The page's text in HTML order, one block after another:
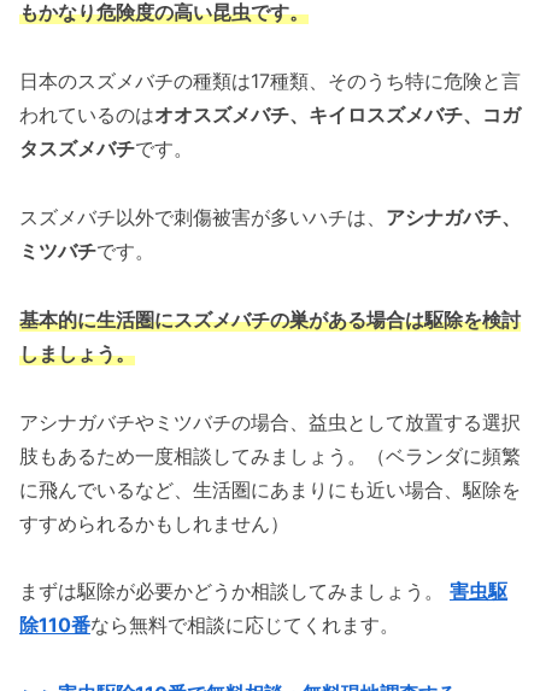
もかなり危険度の高い昆虫です。
日本のスズメバチの種類は17種類、そのうち特に危険と言
われているのはオオスズメバチ、キイロスズメバチ、コガ
タスズメバチです。
スズメバチ以外で刺傷被害が多いハチは、 アシナガバチ、
ミツバチです。
基本的に生活圏にスズメバチの巣がある場合は駆除を検討
しましょう。
アシナガバチやミツバチの場合、益虫として放置する選択
肢もあるため一度相談してみましょう。（ベランダに頻繁
に飛んでいるなど、生活圏にあまりにも近い場合、駆除を
すすめられるかもしれません）
まずは駆除が必要かどうか相談してみましょう。 害虫駆
除110番なら無料で相談に応じてくれます。